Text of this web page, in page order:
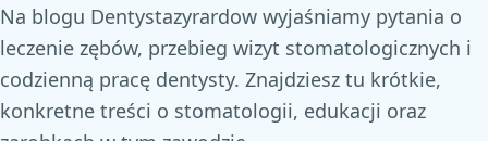
Na blogu Dentystazyrardow wyjaśniamy pytania o
leczenie zębów, przebieg wizyt stomatologicznych i
codzienną pracę dentysty. Znajdziesz tu krótkie,
konkretne treści o stomatologii, edukacji oraz